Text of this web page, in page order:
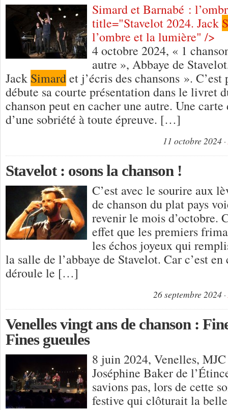
Simard et Barnabé :
title="Stavelot 2024. Jack
l’ombre et la lumière" />
4 octobre 2024, « 1
autre », Abbaye de
Jack Simardet j’écris des chansons ». C’est
débute sa courte présentation dans le livret
chanson peut en cacher une autre. Une
d’une sobriété à toute épreuve. […]
11 octobre 2024
Stavelot : osons la chanson !
C’est avec le sourire aux
de chanson du plat pays
revenir le mois d’octobre.
effet que les premiers
les échos joyeux qui
la salle de l’abbaye de Stavelot. Car c’est
déroule le […]
26 septembre 2024
Venelles vingt ans de chanson :
Fines gueules
8 juin 2024, Venelles,
Joséphine Baker de
savions pas, lors de cette
festive qui clôturait la